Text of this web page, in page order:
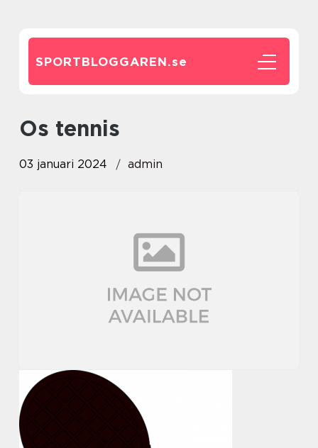
SPORTBLOGGAREN.se
os tennis
03 januari 2024 admin